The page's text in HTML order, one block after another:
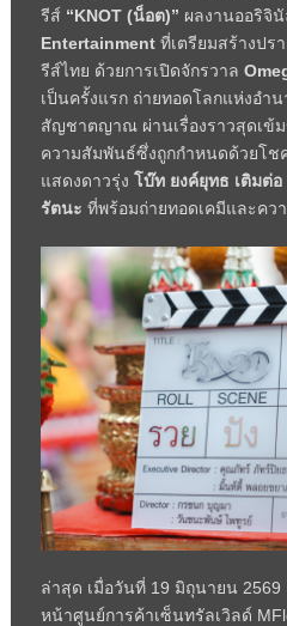
รีส์ “KNOT (น็อต)” ผลงานออริจิ
Entertainment ที่เตรียมสร้างปร
รีส์ไทย ด้วยการเปิดจักรวาล
เป็นครั้งแรก ถ่ายทอดโลกแห่งอำ
สัญชาตญาณ ผ่านเรื่องราวสุดเข้
ความสัมพันธ์ซึ่งถูกกำหนดด้วยโช
แสดงดาวรุ่ง โบ๊ท ยงค์ยุทธ เติมต่อ
รัตนะ ที่พร้อมถ่ายทอดเคมีและคว
ล่าสุด เมื่อวันที่ 19 มิถุนายน 2569
หน้าศูนย์การค้าเซ็นทรัลเวิลด์